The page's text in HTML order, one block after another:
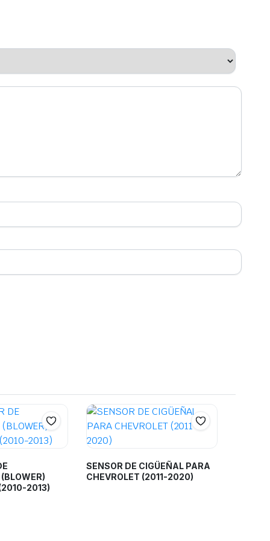
2013)
SENSOR DE CIGÜEÑAL PARA
CHEVROLET (2011-2020)